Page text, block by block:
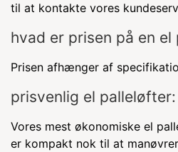
til at kontakte vores
hvad er prisen på en el
Prisen afhænger af
prisvenlig el palleløfter:
Vores mest økonomiske el
er kompakt nok til at